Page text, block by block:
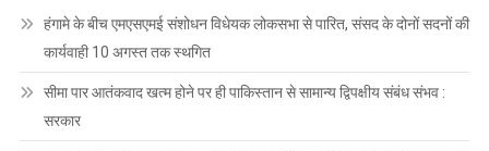
हंगामे के बीच एमएसएमई संशोधन विधेयक लोकसभा से पारित, संसद के दोनों सदनों की
कार्यवाही 10 अगस्त तक स्थगित
सीमा पार आतंकवाद खत्म होने पर ही पाकिस्तान से सामान्य द्विपक्षीय संबंध संभव :
सरकार